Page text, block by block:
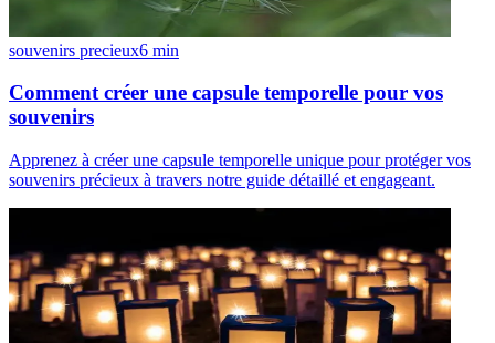
souvenirs precieux6 min
Comment créer une capsule temporelle pour vos
souvenirs
Apprenez à créer une capsule temporelle unique pour protéger vos
souvenirs précieux à travers notre guide détaillé et engageant.